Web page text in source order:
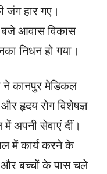
जंग हार गए।
बजे आवास विकास
निधन हो गया।
ने कानपुर मेडिकल
हृदय रोग विशेषज्ञ
अपनी सेवाएं दीं।
में कार्य करने के
और बच्चों के पास चले